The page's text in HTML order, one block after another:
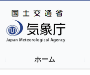
ホーム